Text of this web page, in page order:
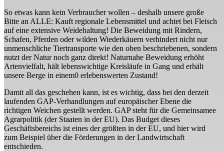
So etwas kann kein Verbraucher wollen – deshalb unsere große
Bitte an ALLE: Kauft regionale Lebensmittel und achtet bei Fleisch
auf eine extensive Weidehaltung! Die Beweidung mit Rindern,
Schafen, Pferden oder wilden Wiederkäuern verhindert nicht nur
unmenschliche Tiertransporte wie den oben beschriebenen, sondern
nutzt der Natur noch ganz direkt! Naturnahe Beweidung erhöht
Artenvielfalt, hält lebenswichtige Kreisläufe in Gang und erhält
unsere Berge in einem0 erlebenswerten Zustand!
Damit all das geschehen kann, ist es wichtig, dass bei den derzeit
laufenden GAP-Verhandlungen auf europäischer Ebene die
richtigen Weichen gestellt werden. GAP steht für die Gemeinsamee
Agrarpolitik (der Staaten in der EU). Das Budget dieses
Geschäftsbereichs ist eines der größten in der EU, und hier wird
zum Beispiel über die Förderungen in der Landwirtschaft
entschieden.